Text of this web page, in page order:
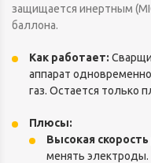
защищается инертным
баллона.
Как работает:
аппарат
газ. Остается только
Плюсы:
Высокая
менять электроды.